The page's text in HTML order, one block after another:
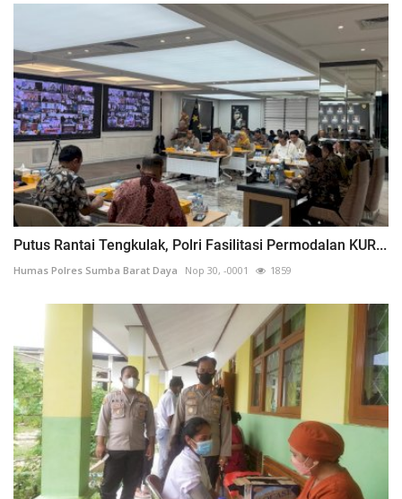
Putus Rantai Tengkulak, Polri Fasilitasi Permodalan KUR...
Humas Polres Sumba Barat Daya Nop 30, -0001 1859